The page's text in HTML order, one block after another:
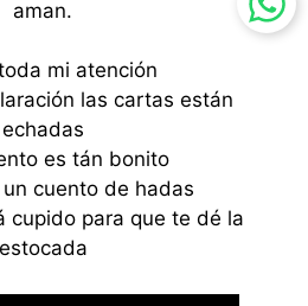
aman.
mi atención
las cartas están
echadas
es tán bonito
cuento de hadas
cupido para que te dé la
estocada